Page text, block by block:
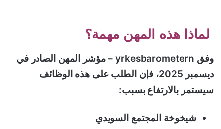
لماذا هذه المهن مهمة؟
وفق yrkesbarometern – مؤشر المهن الصادر في
ديسمبر 2025، فإن الطلب على هذه الوظائف
سيستمر بالارتفاع بسبب:
شيخوخة المجتمع السويدي